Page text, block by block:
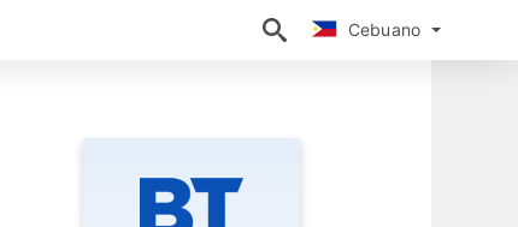
Cebuano
Cebuano